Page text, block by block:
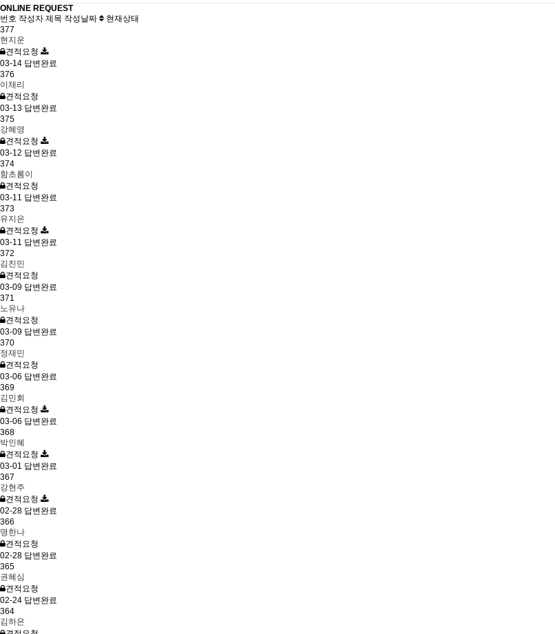
ONLINE REQUEST
번호 작성자 제목 작성날짜
현재상태
377
현지운
견적요청
03-14 답변완료
376
이채리
견적요청
03-13 답변완료
375
강혜영
견적요청
03-12 답변완료
374
함초롬이
견적요청
03-11 답변완료
373
유지은
견적요청
03-11 답변완료
372
김진민
견적요청
03-09 답변완료
371
노유나
견적요청
03-09 답변완료
370
정재민
견적요청
03-06 답변완료
369
김민회
견적요청
03-06 답변완료
368
박인혜
견적요청
03-01 답변완료
367
강현주
견적요청
02-28 답변완료
366
명한나
견적요청
02-28 답변완료
365
권혜심
견적요청
02-24 답변완료
364
김하은